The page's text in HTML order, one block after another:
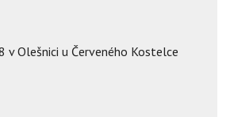
v Olešnici u Červeného Kostelce